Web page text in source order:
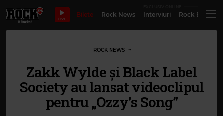
LIVE
Bilete Rock News Interviuri Rock
ROCK NEWS
Zakk Wylde și Black Label
Society au lansat videoclipul
pentru „Ozzy’s Song”